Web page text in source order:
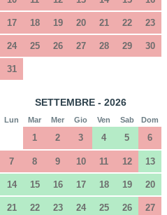
17 18 19 20 21 22 23
24 25 26 27 28 29 30
31
SETTEMBRE - 2026
Lun Mar Mer Gio Ven Sab Dom
1 2 3 4 5 6
7 8 9 10 11 12 13
14 15 16 17 18 19 20
21 22 23 24 25 26 27